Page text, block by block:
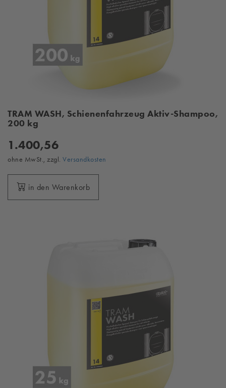
TRAM WASH, Schienenfahrzeug Aktiv-Shampoo,
200 kg
1.400,56
ohne MwSt., zzgl. Versandkosten
in den Warenkorb